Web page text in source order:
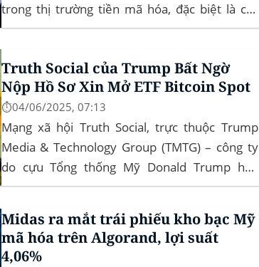
trong thị trường tiền mã hóa, đặc biệt là các
đồng meme coin. Elon Musk rời khỏi D.O.G.E.
(Department of Government Efficiency) và chỉ
trích dự luật “Big Beautiful Bill” của Trump,...
Truth Social của Trump Bất Ngờ
Nộp Hồ Sơ Xin Mở ETF Bitcoin Spot
⏱️04/06/2025, 07:13
Mạng xã hội Truth Social, trực thuộc Trump
Media & Technology Group (TMTG) – công ty
do cựu Tổng thống Mỹ Donald Trump hậu
thuẫn – vừa chính thức đệ trình hồ sơ lên Ủy
ban Chứng khoán và Giao dịch Mỹ (SEC) để xin
phê duyệt quỹ ETF Bitcoin...
Midas ra mắt trái phiếu kho bạc Mỹ
mã hóa trên Algorand, lợi suất
4,06%